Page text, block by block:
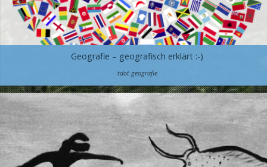
Geografie – geografisch erklärt :-)
tdot geografie